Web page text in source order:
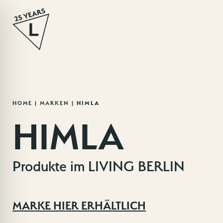
Zum
springen
HOME |MARKEN |HIMLA
HIMLA
Produkte im LIVING BERLIN
MARKE HIER ERHÄLTLICH